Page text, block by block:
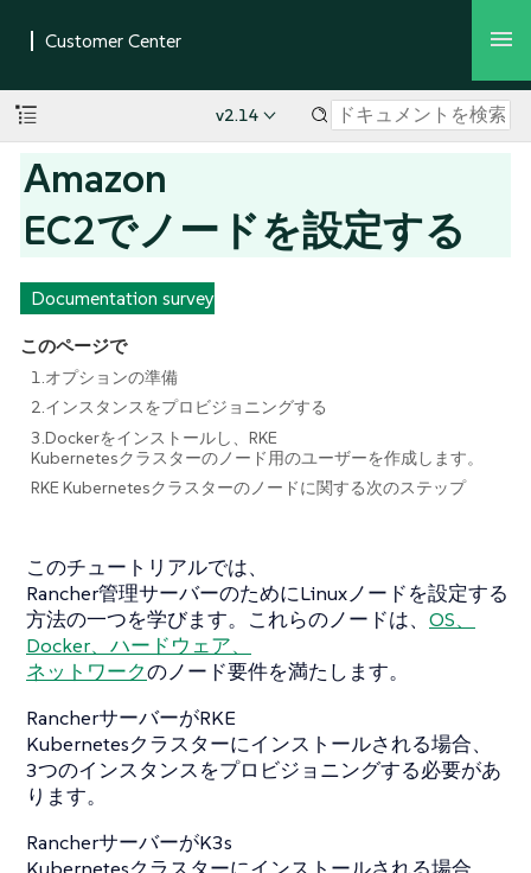
v2.14
Amazon
EC2でノードを設定する
Documentation survey
このページで
1.オプションの準備
2.インスタンスをプロビジョニングする
3.Dockerをインストールし、RKE
Kubernetesクラスターのノード用のユーザーを作成します。
RKE Kubernetesクラスターのノードに関する次のステップ
このチュートリアルでは、
Rancher管理サーバーのためにLinuxノードを設定する
方法の一つを学びます。これらのノードは、 OS、
Docker、ハードウェア、
ネットワークのノード要件を満たします。
RancherサーバーがRKE
Kubernetesクラスターにインストールされる場合、
3つのインスタンスをプロビジョニングする必要があ
ります。
RancherサーバーがK3s